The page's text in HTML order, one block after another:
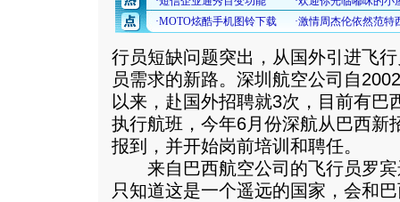
行员短缺问题突出，从国外引进飞
员需求的新路。深圳航空公司自
以来，赴国外招聘就3次，目前有巴
执行航班，今年6月份深航从巴西新
报到，并开始岗前培训和聘任。
来自巴西航空公司的飞行员罗宾
只知道这是一个遥远的国家，会和